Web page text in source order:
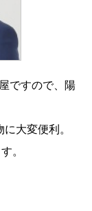
ですので、陽
大変便利。
。